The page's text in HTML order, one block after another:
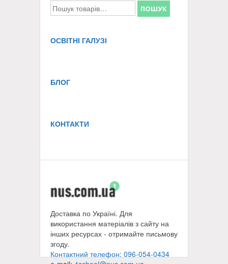
Шукати: ПОШУК
ОСВІТНІ ГАЛУЗІ
БЛОГ
КОНТАКТИ
Доставка по Україні. Для
використання матеріалів з сайту на
інших ресурсах - отримайте письмову
згоду.
Контактний телефон: 096-054-0434